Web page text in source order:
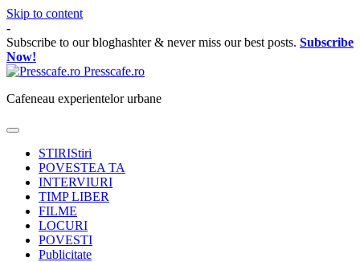
Skip to content
-
Subscribe to our bloghashter & never miss our best posts. Subscribe
Now!
Presscafe.ro
Cafeneau experientelor urbane
STIRIStiri
POVESTEA TA
INTERVIURI
TIMP LIBER
FILME
LOCURI
POVESTI
Publicitate